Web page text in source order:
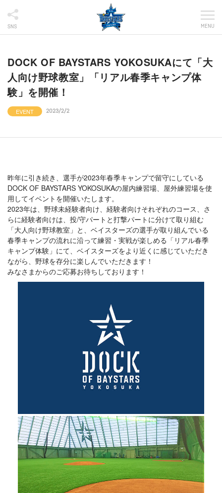
SNS MENU
DOCK OF BAYSTARS YOKOSUKAにて「大
人向け野球教室」「リアル春季キャンプ体
験」を開催！
EVENT 2023/2/2
昨年に引き続き、選手が2023年春季キャンプで留守にしている
DOCK OF BAYSTARS YOKOSUKAの屋内練習場、屋外練習場を使
用してイベントを開催いたします。
2023年は、野球未経験者向け、経験者向けそれぞれのコース、さ
らに経験者向けは、投/守パートと打撃パートに分けて取り組む
「大人向け野球教室」と、ベイスターズの選手が取り組んでいる
春季キャンプの流れに沿って練習・実戦が楽しめる「リアル春季
キャンプ体験」にて、ベイスターズをより近くに感じていただき
ながら、野球を存分に楽しんでいただきます！
みなさまからのご応募お待ちしております！